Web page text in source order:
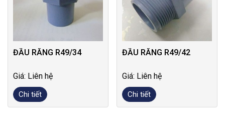
ĐẦU RĂNG R49/34
Giá: Liên hệ
Chi tiết
ĐẦU RĂNG R49/42
Giá: Liên hệ
Chi tiết